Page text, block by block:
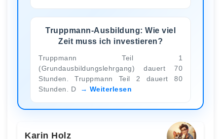
Truppmann-Ausbildung: Wie viel
Zeit muss ich investieren?
Truppmann Teil 1
(Grundausbildungslehrgang) dauert 70
Stunden. Truppmann Teil 2 dauert 80
Stunden. D
Weiterlesen
Karin Holz